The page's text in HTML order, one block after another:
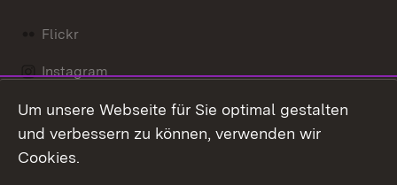
Flickr
Instagram
Social Wall
Um unsere Webseite für Sie optimal gestalten
und verbessern zu können, verwenden wir
Cookies.